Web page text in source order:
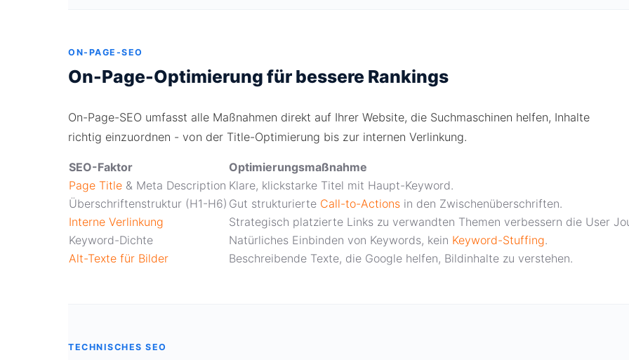
ON-PAGE-SEO
On-Page-Optimierung für bessere Rankings
On-Page-SEO umfasst alle Maßnahmen direkt auf Ihrer Website, die Suchmaschinen helfen, Inhalte
richtig einzuordnen - von der Title-Optimierung bis zur internen Verlinkung.
SEO-Faktor
Optimierungsmaßnahme
Page Title & Meta Description Klare, klickstarke Titel mit Haupt-Keyword.
Überschriftenstruktur (H1-H6) Gut strukturierte Call-to-Actions in den Zwischenüberschriften.
Interne Verlinkung
Strategisch platzierte Links zu verwandten Themen verbessern die User
Keyword-Dichte
Natürliches Einbinden von Keywords, kein Keyword-Stuffing.
Alt-Texte für Bilder
Beschreibende Texte, die Google helfen, Bildinhalte zu verstehen.
TECHNISCHES SEO